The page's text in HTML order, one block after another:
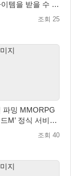
템을 받을 수 있
대회 라운드 7’ 개
조회 25
파밍 MMORPG
M’ 정식 서비스
조회 40